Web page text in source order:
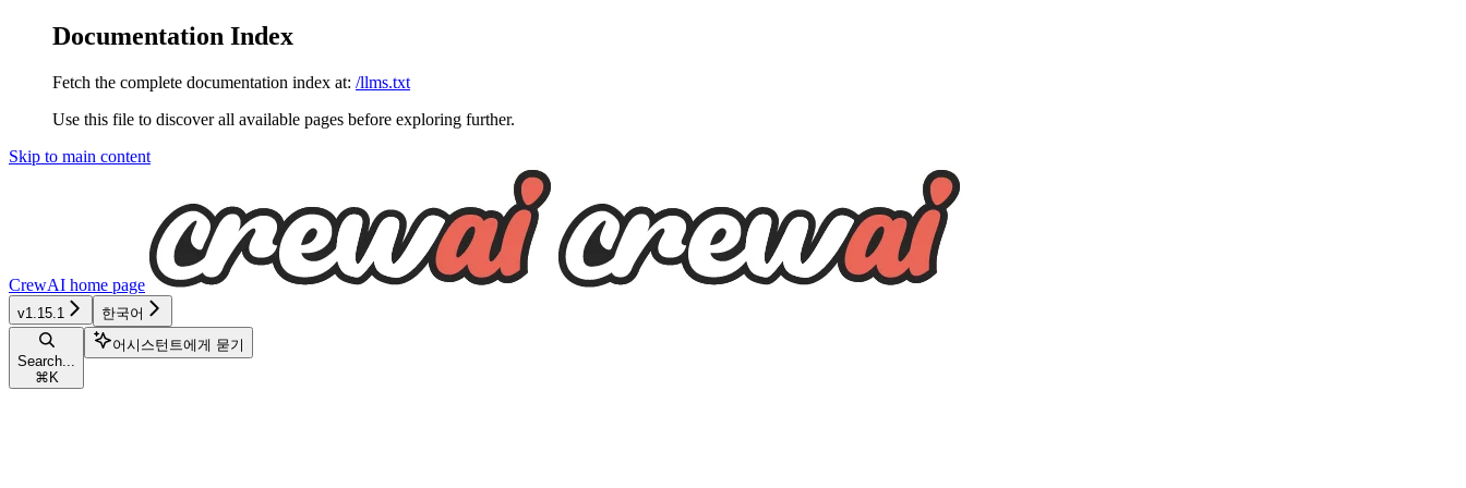
Documentation Index
Fetch the complete documentation index at: /llms.txt
Use this file to discover all available pages before exploring further.
Skip to main content
CrewAI home page
v1.15.1 한국어
Search...
⌘ K
어시스턴트에게 묻기